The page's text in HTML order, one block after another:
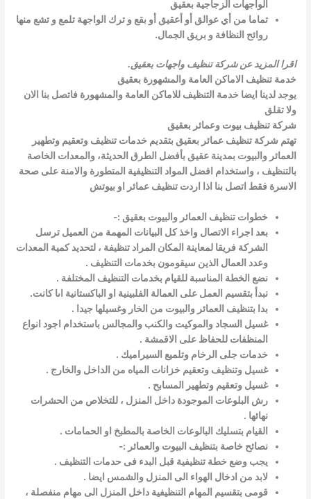
الواجهات الزجاجية بعقيق
تماما من أي عوالق أو أعقيق أو بقع و ترك الواجهة تلمع و تشع منها
روائح النظافة و بريق الجمال.
اقرا المزيد عن شركة تنظيف واجهات بعقيق.
خدمة تنظيف الاماكن العامة والمشهورة بعقيق
يوجد لدينا ايضا خدمة التنظيف للاماكن العامة والمشهورة فاتصل بنا الان
ولا تقلق
شركة تنظيف بيوت وعمائر بعقيق
تهتم شركة تنظيف عمائر بعقيق بتقديم خدمات تنظيف وتعقيم وتطهير
العمائر والبيوت بمدينة عقيق بأفضل الطرق الحديثة، والمعدات الخاصة
بالتنظيف ، واستخدام افضل المواد التنظيفية المتطورة والامنة على صحة
الاسرةفقط اتصل بنا اذا اردت تنظيف عمائر او بيوتش
خطوات تنظيف العمائر والبيوت بعقيق :-
بعد اجراء الاتصال واخذ كل البيانات المهمة من العميل ترسل
الشركة فريقا لمعاينة المكان المراد تنظيفة ، لتحديد كمية المعدات
وعدد العمال الذين سيقومون بخدمات التنظيف .
نضع الخطة المناسبة للقيام بخدمات التنظيف المختلفة .
نبدأ بتقسيم العمل على العمالة الفلبينية او الباكستانية اىا كانت.
بدا بتنظيف العمائر والبيوت من الخار وغسيلها جيدا .
غسيل السجاد والموكيت والكنب والمجالس باستخدام اجود انواع
المنظفات للحفاظ على الاقمشة .
خدمات جلى الرخام وتلميع السيراميك .
غسيل وتنظيف وتعقيم خزانات المياه من الداخل والخارج .
غسيل وتعقيم وتطهير المسابح .
رش البلوعات الموجودة داخل المنزل ، للتخلاص من الحشرات
نهائها .
القيام بتسليك البالوعات الخاصة بالمطبخ او الحمامات .
نصائح خاصة بتنظيف البيوت والعمائر :-
يجب وضع خطة تنظيفية قبل البدء فى حدمات التنظيف .
لابد من ادخال الهواء الى المنزل والشمس ايضا .
قومى بتقسيم المهام التنظيفية داخل المنزل الى مهام منفصلة ،